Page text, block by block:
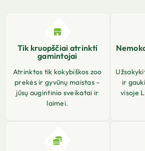
Tik kruopščiai atrinkti
gamintojai
Atrinktos tik kokybiškos zoo
prekės ir gyvūnų maistas –
jūsų augintinio sveikatai ir
laimei.
ir
visoje